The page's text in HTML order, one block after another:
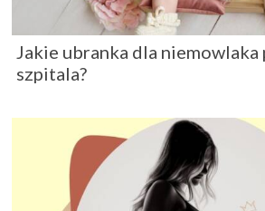
Jakie ubranka dla
szpitala?